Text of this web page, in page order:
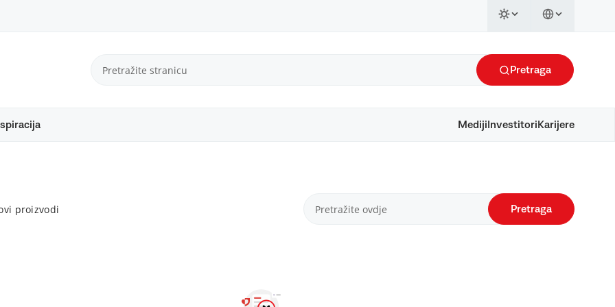
Pretraga
Mediji Investitori Karijere
proizvodi Pretraga